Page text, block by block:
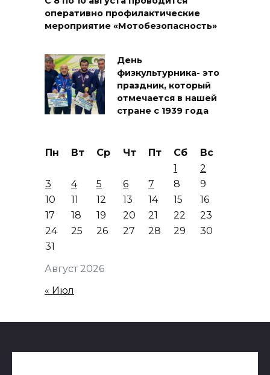
оперативно профилактические
мероприятие «Мотобезопасность»
День
физкультурника- это
праздник, который
отмечается в нашей
стране с 1939 года
Август 2026
Пн Вт Ср Чт Пт Сб
Вс
1
2
3
4 5 6 7 8
9
10
11 12 13 14 15
16
17
18 19 20 21 22
23
24
25 26 27 28 29
30
31
« Июл